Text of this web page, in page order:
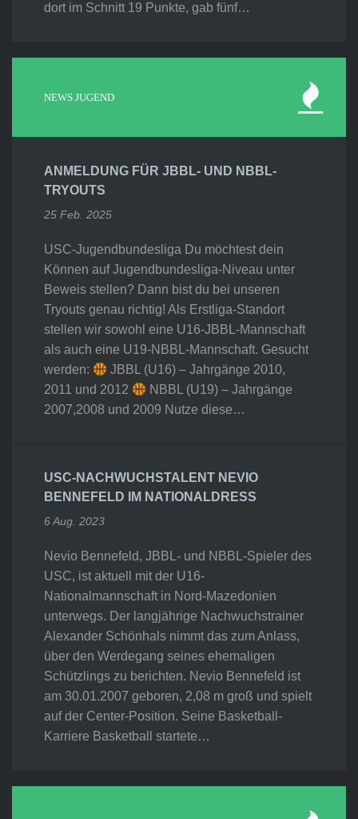
dort im Schnitt 19 Punkte, gab fünf…
NEWS JUGEND
ANMELDUNG FÜR JBBL- UND NBBL-
TRYOUTS
25 Feb. 2025
USC-Jugendbundesliga Du möchtest dein
Können auf Jugendbundesliga-Niveau unter
Beweis stellen? Dann bist du bei unseren
Tryouts genau richtig! Als Erstliga-Standort
stellen wir sowohl eine U16-JBBL-Mannschaft
als auch eine U19-NBBL-Mannschaft. Gesucht
werden:
JBBL (U16) – Jahrgänge 2010,
2011 und 2012
NBBL (U19) – Jahrgänge
2007,2008 und 2009 Nutze diese…
USC-NACHWUCHSTALENT NEVIO
BENNEFELD IM NATIONALDRESS
6 Aug. 2023
Nevio Bennefeld, JBBL- und NBBL-Spieler des
USC, ist aktuell mit der U16-
Nationalmannschaft in Nord-Mazedonien
unterwegs. Der langjährige Nachwuchstrainer
Alexander Schönhals nimmt das zum Anlass,
über den Werdegang seines ehemaligen
Schützlings zu berichten. Nevio Bennefeld ist
am 30.01.2007 geboren, 2,08 m groß und spielt
auf der Center-Position. Seine Basketball-
Karriere Basketball startete…